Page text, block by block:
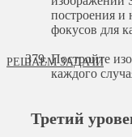
РЕШАЕМ ЗАДАЧИ
построения и
фокусов для
Постройте
каждого
Третий